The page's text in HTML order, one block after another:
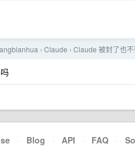
› Claude › Claude 被封了也
· Blog · API · FAQ ·